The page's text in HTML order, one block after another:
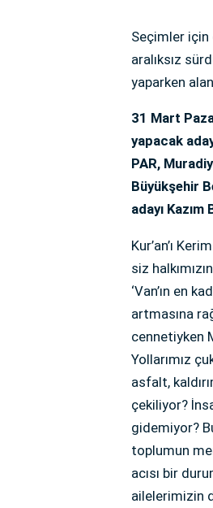
Seçimler için
aralıksız
yaparken
31 Mart
yapacak
PAR,
Büyükşehir
adayı
Kur’an’ı
siz
‘Van’ın en
artmasına
cennetiyken
Yollarımız
asfalt,
çekiliyor?
gidemiyor?
toplumun
acısı bir
ailelerimizin